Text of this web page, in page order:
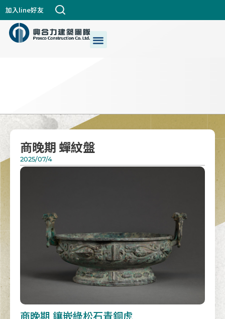
加入line好友
選
單
商晚期 蟬紋盤
2025/07/4
商晚期 鑲嵌綠松石青銅虎